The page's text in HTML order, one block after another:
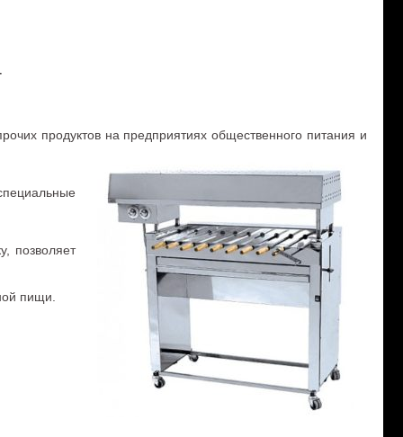
продуктов на предприятиях общественного питания и
позволяет
пищи.